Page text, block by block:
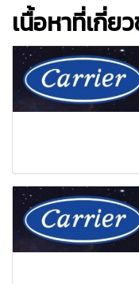
เนื้อหาที่เกี่ย